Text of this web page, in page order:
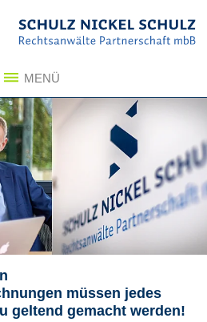
MENÜ
müssen jedes
geltend gemacht werden!